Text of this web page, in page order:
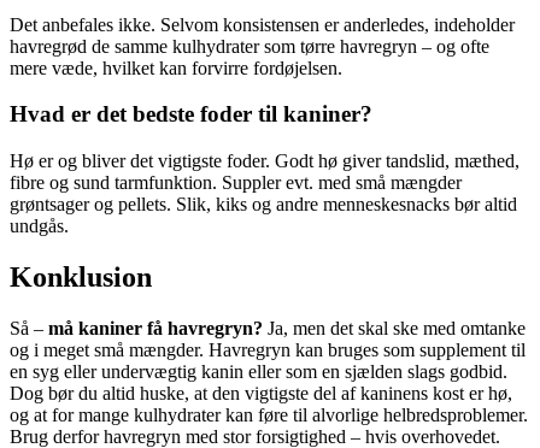
Det anbefales ikke. Selvom konsistensen er anderledes, indeholder
havregrød de samme kulhydrater som tørre havregryn – og ofte
mere væde, hvilket kan forvirre fordøjelsen.
Hvad er det bedste foder til kaniner?
Hø er og bliver det vigtigste foder. Godt hø giver tandslid, mæthed,
fibre og sund tarmfunktion. Suppler evt. med små mængder
grøntsager og pellets. Slik, kiks og andre menneskesnacks bør altid
undgås.
Konklusion
Så – må kaniner få havregryn? Ja, men det skal ske med omtanke
og i meget små mængder. Havregryn kan bruges som supplement til
en syg eller undervægtig kanin eller som en sjælden slags godbid.
Dog bør du altid huske, at den vigtigste del af kaninens kost er hø,
og at for mange kulhydrater kan føre til alvorlige helbredsproblemer.
Brug derfor havregryn med stor forsigtighed – hvis overhovedet.